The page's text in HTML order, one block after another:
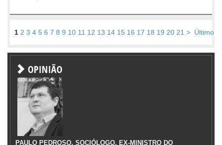
1 2 3 4 5 6 7 8 9 10 11 12 13 14 15 16 17 18 19 20 21 > Último
OPINIÃO
PAULO PEDROSO, SOCIÓLOGO, EX-MINISTRO DO